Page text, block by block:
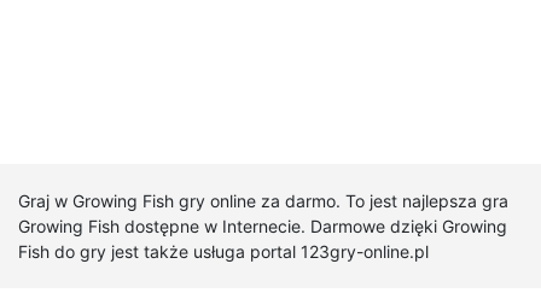
Graj w Growing Fish gry online za darmo. To jest najlepsza gra
Growing Fish dostępne w Internecie. Darmowe dzięki Growing
Fish do gry jest także usługa portal 123gry-online.pl